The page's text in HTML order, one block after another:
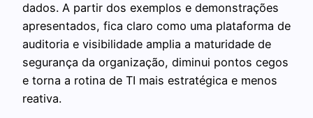
dados. A partir dos exemplos e demonstrações
apresentados, fica claro como uma plataforma de
auditoria e visibilidade amplia a maturidade de
segurança da organização, diminui pontos cegos
e torna a rotina de TI mais estratégica e menos
reativa.